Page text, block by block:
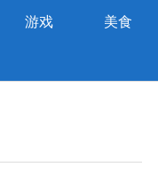
游戏 美食